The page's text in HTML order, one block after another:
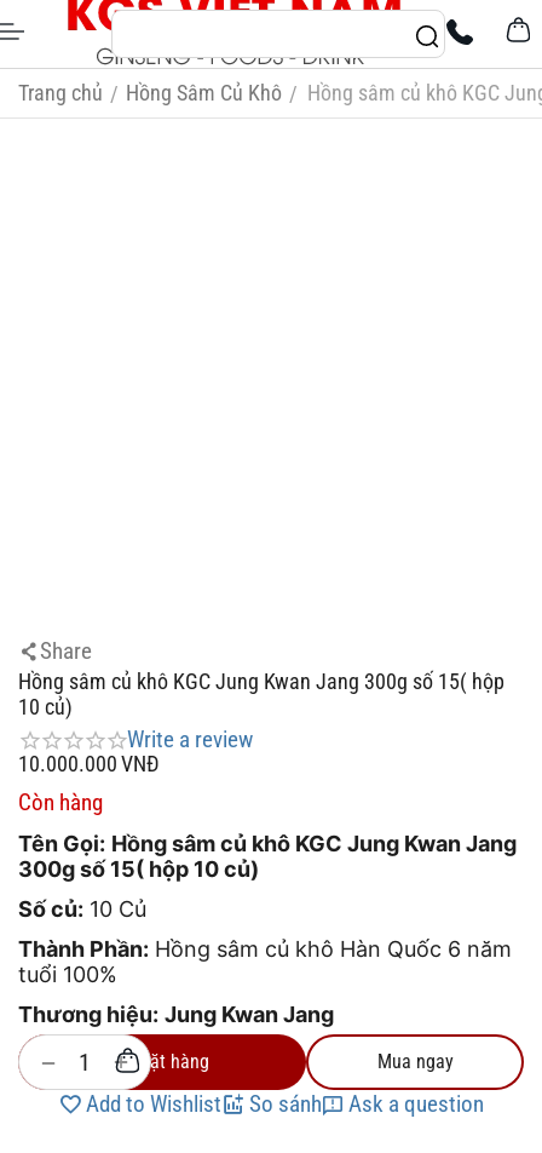
Trang chủ / Hồng Sâm Củ Khô / Hồng sâm củ khô KGC
Share
Hồng sâm củ khô KGC Jung Kwan Jang 300g số 15( hộp
10 củ)
Write a review
10.000.000VNĐ
Còn hàng
Tên Gọi: Hồng sâm củ khô KGC Jung Kwan Jang
300g số 15( hộp 10 củ)
Số củ: 10 Củ
Thành Phần: Hồng sâm củ khô Hàn Quốc 6 năm
tuổi 100%
Thương hiệu: Jung Kwan Jang
+
− Đặt hàng Mua ngay
Add to Wishlist So sánh Ask a question